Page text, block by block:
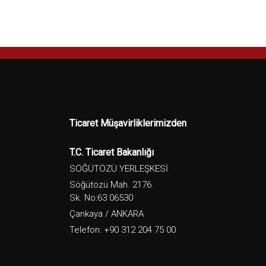
Ticaret Müşavirliklerimizden
T.C. Ticaret Bakanlığı
SÖĞÜTÖZÜ YERLEŞKESİ
Söğütözü Mah. 2176.
Sk. No:63 06530
Çankaya / ANKARA
Telefon: +90 312 204 75 00